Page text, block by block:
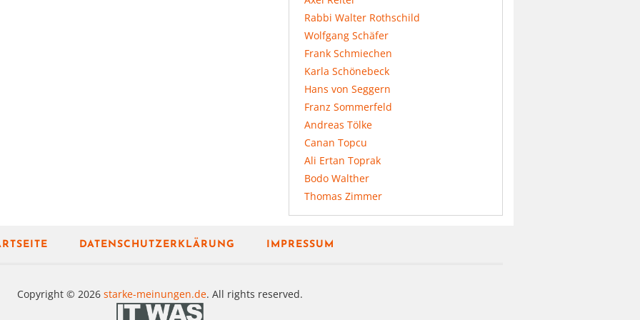
Rabbi Walter Rothschild
Wolfgang Schäfer
Frank Schmiechen
Karla Schönebeck
Hans von Seggern
Franz Sommerfeld
Andreas Tölke
Canan Topcu
Ali Ertan Toprak
Bodo Walther
Thomas Zimmer
DATENSCHUTZERKLÄRUNG IMPRESSUM
Copyright © 2026 starke-meinungen.de. All rights reserved.